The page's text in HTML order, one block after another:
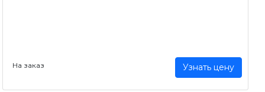
На заказ Узнать цену